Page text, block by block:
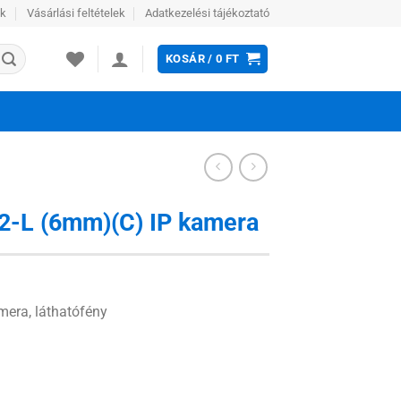
Vásárlási feltételek Adatkezelési tájékoztató
KOSÁR /0 FT
L (6mm)(C) IP kamera
láthatófény